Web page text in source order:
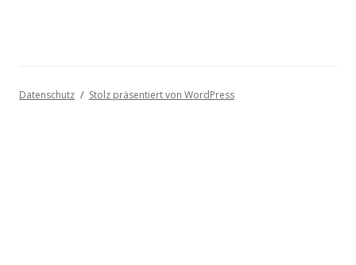
Datenschutz Stolz präsentiert von WordPress